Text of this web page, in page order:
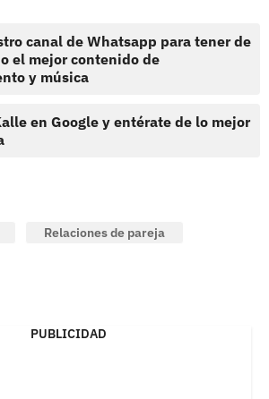
canal de Whatsapp para tener de
el mejor contenido de
y música
en Google y entérate de lo mejor
Relaciones de pareja
PUBLICIDAD